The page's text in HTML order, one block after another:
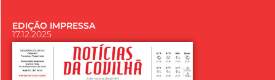
EDIÇÃO IMPRESSA
17.12.2025